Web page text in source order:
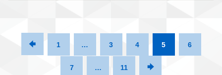
 1 … 3 4 5 6
7 … 11 